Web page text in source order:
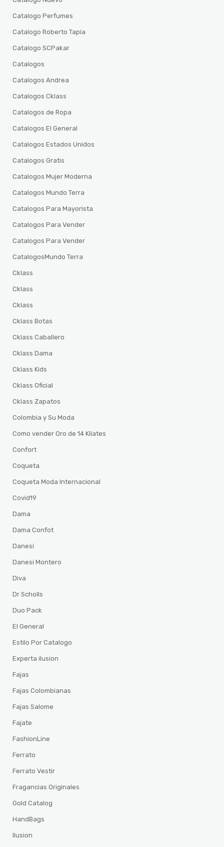
Catalogo Perfumes
Catalogo Roberto Tapia
Catalogo SCPakar
Catalogos
Catalogos Andrea
Catalogos Cklass
Catalogos de Ropa
Catalogos El General
Catalogos Estados Unidos
Catalogos Gratis
Catalogos Mujer Moderna
Catalogos Mundo Terra
Catalogos Para Mayorista
Catalogos Para Vender
Catalogos Para Vender
CatalogosMundo Terra
Cklass
Cklass
Cklass
Cklass Botas
Cklass Caballero
Cklass Dama
Cklass Kids
Cklass Oficial
Cklass Zapatos
Colombia y Su Moda
Como vender Oro de 14 Kilates
Confort
Coqueta
Coqueta Moda Internacional
Covid19
Dama
Dama Confot
Danesi
Danesi Montero
Diva
Dr Scholls
Duo Pack
El General
Estilo Por Catalogo
Experta ilusion
Fajas
Fajas Colombianas
Fajas Salome
Fajate
FashionLine
Ferrato
Ferrato Vestir
Fragancias Originales
Gold Catalog
HandBags
Ilusion